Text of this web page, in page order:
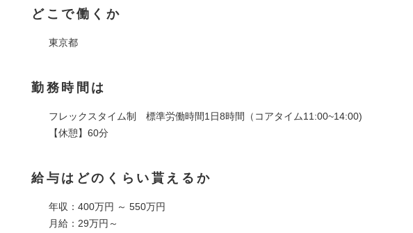
どこで働くか
東京都
勤務時間は
フレックスタイム制 標準労働時間1日8時間（コアタイム11:00~14:00)
【休憩】60分
給与はどのくらい貰えるか
年収：400万円 ～ 550万円
月給：29万円～